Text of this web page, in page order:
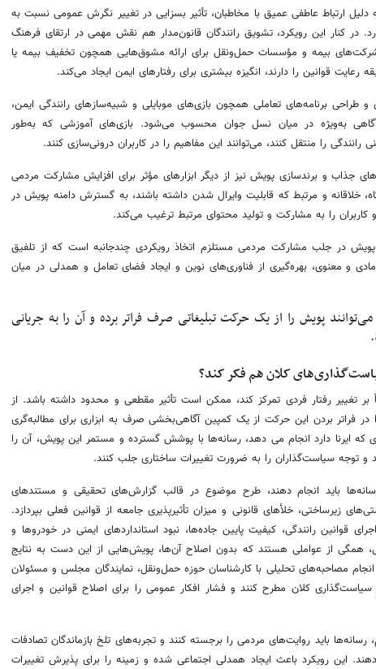
ارتباط عاطفی عمیق با مخاطبان، تأثیر بسزایی در تغییر نگرش عمومی نسبت به
در کنار این رویکرد، تشویق رانندگان قانون‌مدار هم نقش مهمی در ارتقای فرهنگ
شرکت‌های بیمه و مؤسسات حمل‌ونقل برای ارائه مشوق‌هایی همچون تخفیف بیمه یا
رعایت قوانین را دارند، انگیزه بیشتری برای رفتارهای ایمن ایجاد می‌کند.
و طراحی برنامه‌های تعاملی همچون بازی‌های موبایلی و شبیه‌سازهای رانندگی ایمن،
آگاهی به‌ویژه در میان نسل جوان محسوب می‌شود. بازی‌های آموزشی که به‌طور
رانندگی را منتقل کنند، می‌توانند این مفاهیم را در کاربران درونی‌سازی کنند.
جذاب و برندسازی پویش نیز از دیگر ابزارهای مؤثر برای افزایش مشارکت مردمی
خلاقانه و مرتبط که قابلیت وایرال شدن داشته باشند، به گسترش دامنه پویش در
را به مشارکت و تولید محتوای مرتبط ترغیب می‌کند.
در جلب مشارکت مردمی مستلزم اتخاذ رویکردی چندجانبه است که از تلفیق
مادی و معنوی، بهره‌گیری از فناوری‌های نوین و ایجاد فضای تعامل و همدلی در میان
پویش را از یک حرکت تبلیغاتی صرف فراتر برده و آن را به جریانی
کلان هم فکر کند؟
تغییر رفتار فردی تمرکز کند، ممکن است تأثیر مقطعی و محدود داشته باشد. از
در فراتر بردن این حرکت از یک کمپین آگاهی‌بخشی صرف به ابزاری برای مطالبه‌گری
که ایرنا دارد انجام می دهد، رسانه‌ها با پوشش گسترده و مستمر این پویش، آن را
و توجه سیاست‌گذاران را به ضرورت تغییرات ساختاری جلب کنند.
باید انجام دهند، طرح موضوع در قالب گزارش‌های تحقیقی و مستندهای
زیرساختی، خلأهای قانونی و میزان تأثیرپذیری جامعه از قوانین فعلی بپردازد.
قوانین رانندگی، کیفیت پایین جاده‌ها، نبود استانداردهای ایمنی در خودروها و
همگی از عواملی هستند که بدون اصلاح آن‌ها، پویش‌هایی از این دست به نتایج
انجام مصاحبه‌های تحلیلی با کارشناسان حوزه حمل‌ونقل، نمایندگان مجلس و مسئولان
کلان مطرح کنند و فشار افکار عمومی را برای اصلاح قوانین و اجرای
رسانه‌ها باید روایت‌های مردمی را برجسته کنند و تجربه‌های تلخ بازماندگان تصادفات
دهند. این رویکرد باعث ایجاد همدلی اجتماعی شده و زمینه را برای پذیرش تغییرات